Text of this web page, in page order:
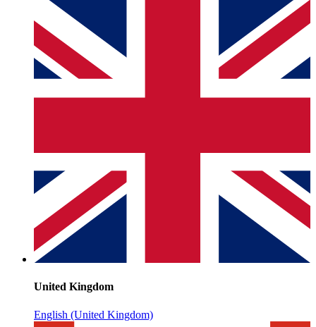
United Kingdom
English (United Kingdom)